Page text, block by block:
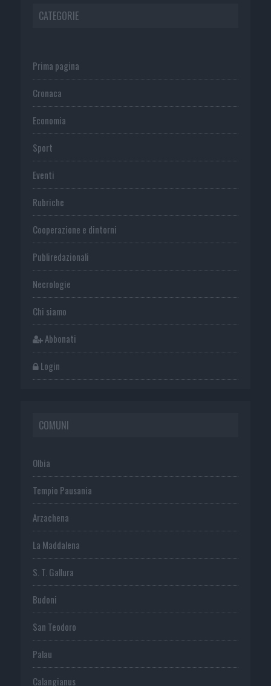
CATEGORIE
Prima pagina
Cronaca
Economia
Sport
Eventi
Rubriche
Cooperazione e dintorni
Publiredazionali
Necrologie
Chi siamo
Abbonati
Login
COMUNI
Olbia
Tempio Pausania
Arzachena
La Maddalena
S. T. Gallura
Budoni
San Teodoro
Palau
Calangianus